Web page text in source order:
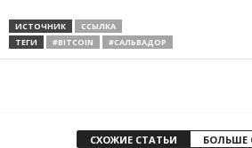
ИСТОЧНИК
ССЫЛКА
ТЕГИ
#BITCOIN #САЛЬВАДОР
СХОЖИЕ СТАТЬИ БОЛЬШЕ